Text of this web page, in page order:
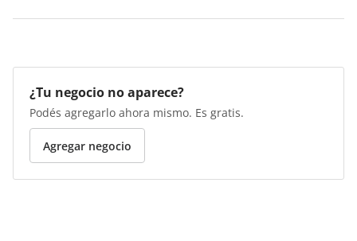
¿Tu negocio no aparece?
Podés agregarlo ahora mismo. Es gratis.
Agregar negocio